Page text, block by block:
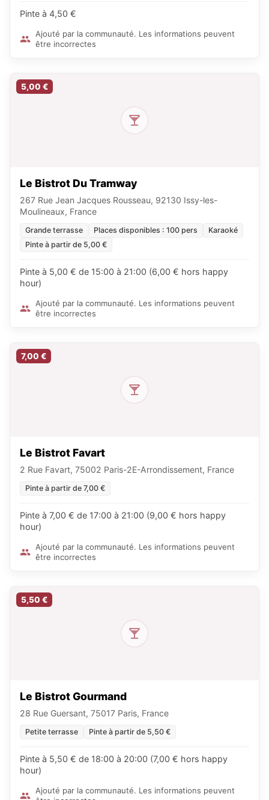
Pinte à 4,50 €
Ajouté par la communauté. Les informations peuvent
être incorrectes
5,00 €
Le Bistrot Du Tramway
267 Rue Jean Jacques Rousseau, 92130 Issy-les-
Moulineaux, France
Grande terrasse Places disponibles : 100 pers
Karaoké
Pinte à partir de 5,00 €
Pinte à 5,00 € de 15:00 à 21:00 (6,00 € hors happy
hour)
Ajouté par la communauté. Les informations peuvent
être incorrectes
7,00 €
Le Bistrot Favart
2 Rue Favart, 75002 Paris-2E-Arrondissement, France
Pinte à partir de 7,00 €
Pinte à 7,00 € de 17:00 à 21:00 (9,00 € hors happy
hour)
Ajouté par la communauté. Les informations peuvent
être incorrectes
5,50 €
Le Bistrot Gourmand
28 Rue Guersant, 75017 Paris, France
Petite terrasse Pinte à partir de 5,50 €
Pinte à 5,50 € de 18:00 à 20:00 (7,00 € hors happy
hour)
Ajouté par la communauté. Les informations peuvent